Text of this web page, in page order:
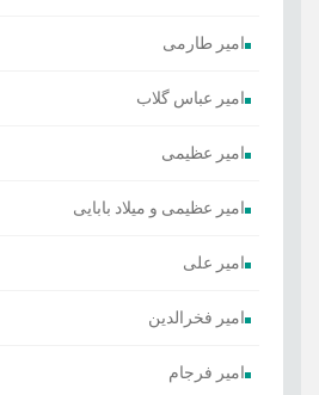
امیر طارمی
امیر عباس گلاب
امیر عظیمی
امیر عظیمی و میلاد بابایی
امیر علی
امیر فخرالدین
امیر فرجام